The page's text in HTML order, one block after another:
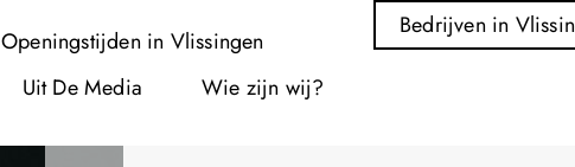
Openingstijden in Vlissingen
Uit De Media Wie zijn wij?
Bedrijven in